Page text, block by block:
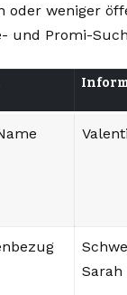
oder weniger
und Promi-
Sarah